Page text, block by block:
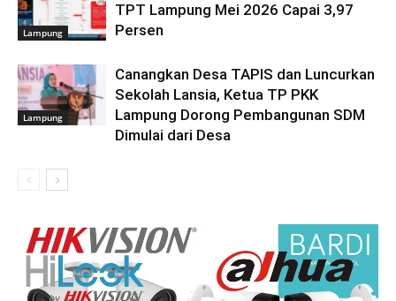
Lampung
TPT Lampung Mei 2026 Capai 3,97
Persen
Lampung
Canangkan Desa TAPIS dan Luncurkan
Sekolah Lansia, Ketua TP PKK
Lampung Dorong Pembangunan SDM
Dimulai dari Desa